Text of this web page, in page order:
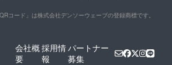
QRコード」は株式会社デンソーウェーブの登録商標です。
会社概
要
採用情
報
パートナー
募集